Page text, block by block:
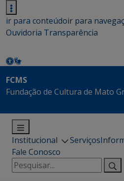
ir para conteúdoir para
Ouvidoria Transparência
FCMS
Fundação de Cultura de Mato
Institucional Serviços
Fale Conosco
Pesquisar
por: